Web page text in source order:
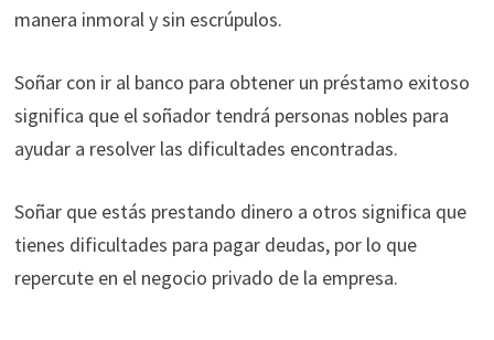
manera inmoral y sin escrúpulos.
Soñar con ir al banco para obtener un préstamo exitoso
significa que el soñador tendrá personas nobles para
ayudar a resolver las dificultades encontradas.
Soñar que estás prestando dinero a otros significa que
tienes dificultades para pagar deudas, por lo que
repercute en el negocio privado de la empresa.